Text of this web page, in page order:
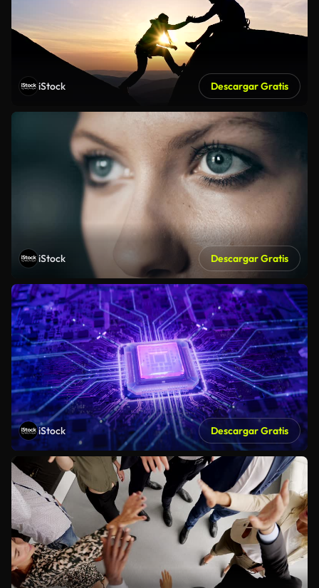
iStock Descargar Gratis
iStock Descargar Gratis
iStock Descargar Gratis